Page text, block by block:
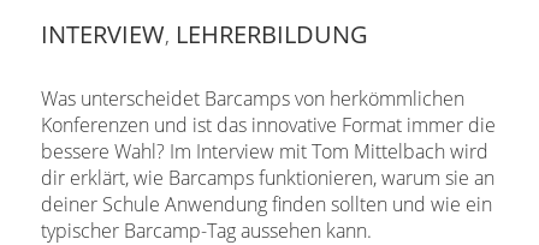
INTERVIEW, LEHRERBILDUNG
Was unterscheidet Barcamps von herkömmlichen
Konferenzen und ist das innovative Format immer die
bessere Wahl? Im Interview mit Tom Mittelbach wird
dir erklärt, wie Barcamps funktionieren, warum sie an
deiner Schule Anwendung finden sollten und wie ein
typischer Barcamp-Tag aussehen kann.